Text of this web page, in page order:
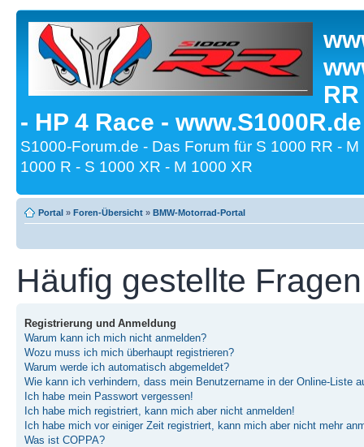
- HP 4 Race -
S1000-Forum.de - Das Forum für S 1000 RR -
1000 R - S 1000 XR - M 1000 XR
Portal » Foren-Übersicht » BMW-Motorrad-Portal
Häufig gestellte Fragen
Registrierung und Anmeldung
Warum kann ich mich nicht anmelden?
Wozu muss ich mich überhaupt registrieren?
Warum werde ich automatisch abgemeldet?
Wie kann ich verhindern, dass mein Benutzername in der Online-Liste
Ich habe mein Passwort vergessen!
Ich habe mich registriert, kann mich aber nicht anmelden!
Ich habe mich vor einiger Zeit registriert, kann mich aber nicht mehr
Was ist COPPA?